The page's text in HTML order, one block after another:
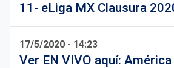
11- eLiga MX Clausura
17/5/2020 - 14:23
Ver EN VIVO aquí: